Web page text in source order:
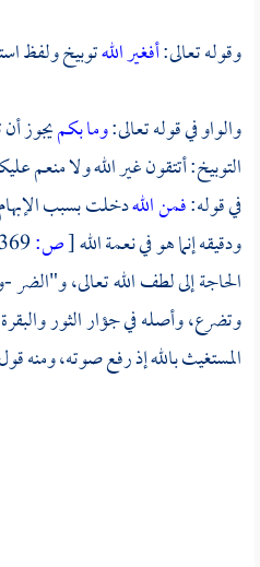
وقوله تعالى:أفغير اللهتوبيخ ولفظ
والواو في قوله تعالى:وما بكميجوز
التوبيخ: أتتقون غير الله ولا منعم
في قوله:فمن اللهدخلت بسبب
ودقيقه إنما هو في نعمة الله[ص:
الحاجة إلى لطف الله تعالى،
وتضرع، وأصله في جؤار الثور
المستغيث بالله إذ رفع صوته، ومنه قول